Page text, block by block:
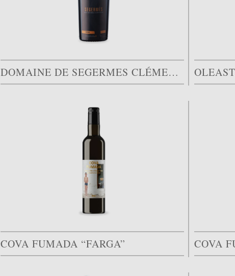
DOMAINE DE SEGERMES CLÉMENTINE CASSAR
COVA FUMADA “FARGA” COVA